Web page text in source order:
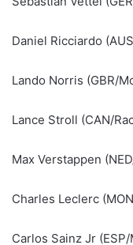
Daniel Ricciardo
Lando Norris (GBR/
Lance Stroll (CAN/
Max Verstappen
Charles Leclerc
Carlos Sainz Jr